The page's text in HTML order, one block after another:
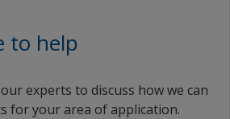
to help
experts to discuss how we can
for your area of application.